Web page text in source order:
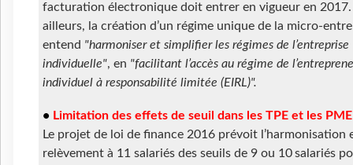
facturation électronique doit entrer en vigueur en 2017.
ailleurs, la création d’un régime unique de la micro-
entend "harmoniser et simplifier les régimes de l’entreprise
individuelle", en "facilitant l’accès au régime de
individuel à responsabilité limitée (EIRL)".
• Limitation des effets de seuil dans les TPE et les
Le projet de loi de finance 2016 prévoit l’harmonisation
relèvement à 11 salariés des seuils de 9 ou 10 salariés